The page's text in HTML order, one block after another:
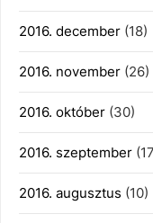
2016. december (18)
2016. november (26)
2016. október (30)
2016. szeptember
2016. augusztus (10)